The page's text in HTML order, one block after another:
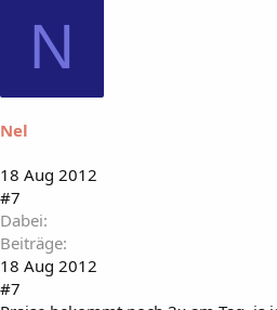
N
Nel
18 Aug 2012
#7
Dabei
Beiträge
18 Aug 2012
#7